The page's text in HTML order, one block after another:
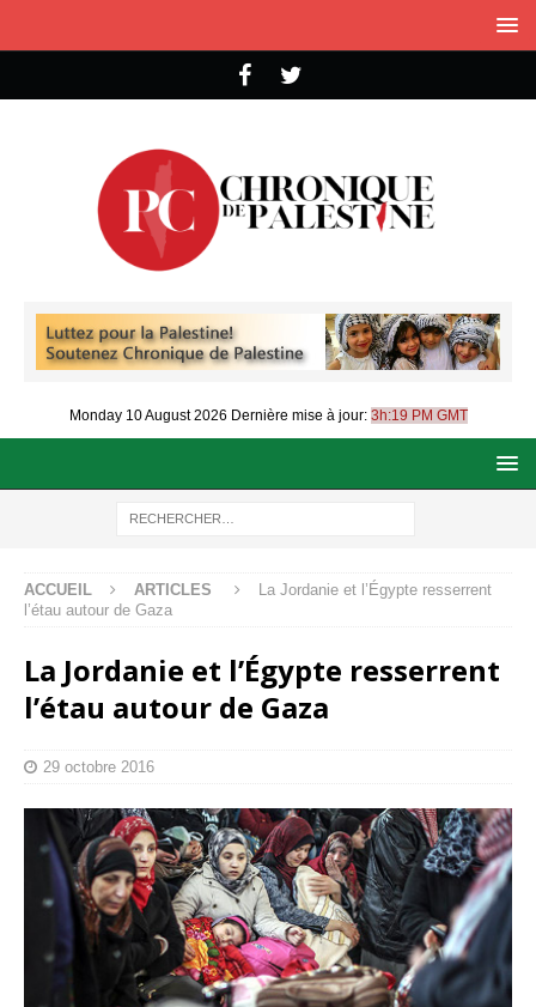
Monday 10 August 2026 Dernière mise à jour: 3h:19 PM GMT
ACCUEIL ARTICLES
La Jordanie et l’Égypte resserrent
l’étau autour de Gaza
La Jordanie et l’Égypte resserrent
l’étau autour de Gaza
29 octobre 2016